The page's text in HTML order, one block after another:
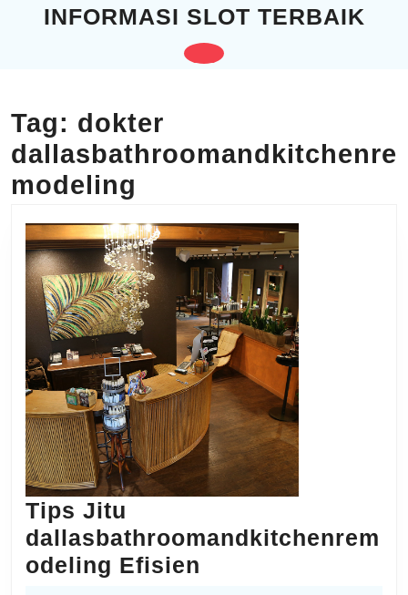
INFORMASI SLOT TERBAIK
Open
Tag: dokter
dallasbathroomandkitchenre
modeling
Tips Jitu
dallasbathroomandkitchenrem
odeling Efisien